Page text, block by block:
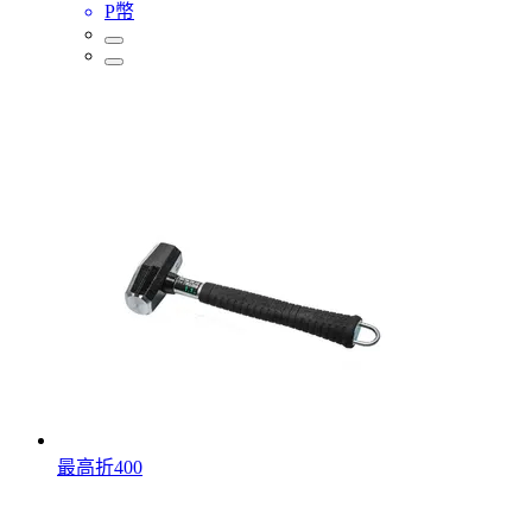
P幣
最高折400